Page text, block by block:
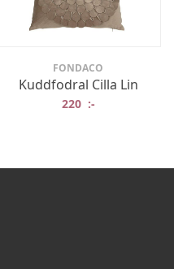
FONDACO
Kuddfodral Cilla Lin
220 :-